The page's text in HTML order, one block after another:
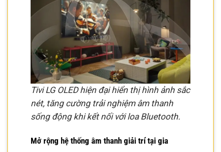
Tivi LG OLED hiện đại hiển thị hình ảnh sắc
nét, tăng cường trải nghiệm âm thanh
sống động khi kết nối với loa Bluetooth.
Mở rộng hệ thống âm thanh giải trí tại gia